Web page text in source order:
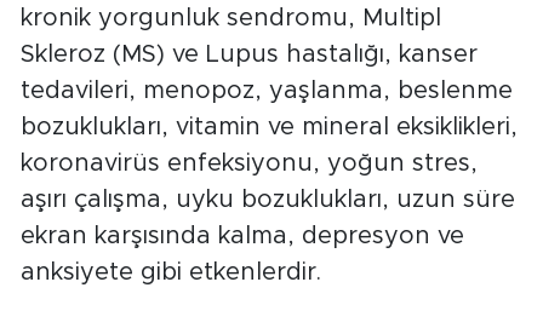
kronik yorgunluk sendromu, Multipl
Skleroz (MS) ve Lupus hastalığı, kanser
tedavileri, menopoz, yaşlanma, beslenme
bozuklukları, vitamin ve mineral eksiklikleri,
koronavirüs enfeksiyonu, yoğun stres,
aşırı çalışma, uyku bozuklukları, uzun süre
ekran karşısında kalma, depresyon ve
anksiyete gibi etkenlerdir.